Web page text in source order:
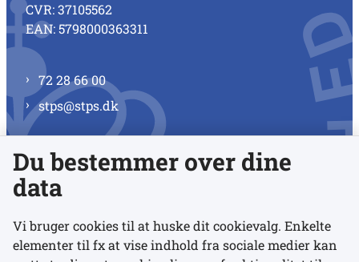
CVR: 37105562
EAN: 5798000363311
72 28 66 00
stps@stps.dk
Se alle kontaktnumre
Links
Du bestemmer over dine
data
Vi bruger cookies til at huske dit cookievalg. Enkelte
elementer til fx at vise indhold fra sociale medier kan